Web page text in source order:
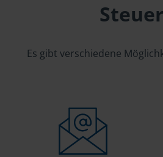
Es gibt verschiedene